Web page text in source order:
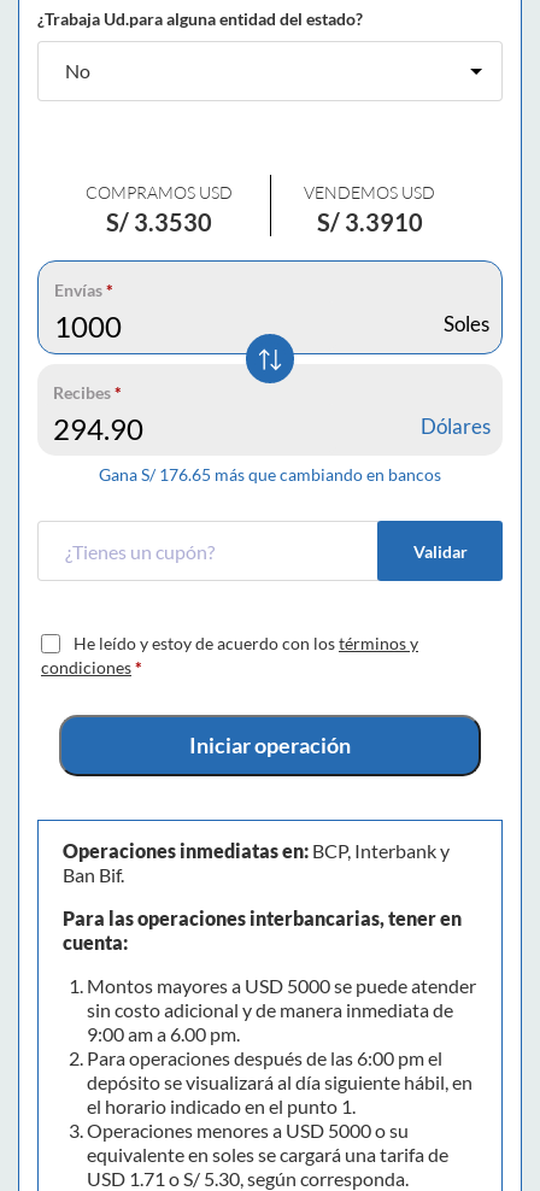
¿Trabaja Ud.para alguna entidad del estado?
COMPRAMOS USD
S/ 3.3530
VENDEMOS USD
S/ 3.3910
Envías*
Soles
Recibes*
Dólares
Gana S/176.65 más que cambiando en bancos
Validar
He leído y estoy de acuerdo con lostérminos y
condiciones*
Iniciar operación
Operaciones inmediatas en: BCP, Interbank y
Ban Bif.
Para las operaciones interbancarias, tener en
cuenta:
Montos mayores a USD 5000 se puede atender
sin costo adicional y de manera inmediata de
9:00 am a 6.00 pm.
Para operaciones después de las 6:00 pm el
depósito se visualizará al día siguiente hábil, en
el horario indicado en el punto 1.
Operaciones menores a USD 5000 o su
equivalente en soles se cargará una tarifa de
USD 1.71 o S/ 5.30, según corresponda.